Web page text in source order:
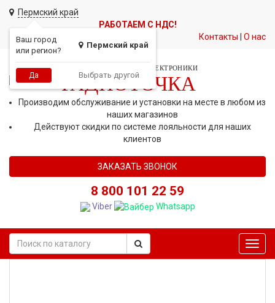
Пермский край
Ваш город
или регион?
Пермский край
Да Выбрать другой
РАБОТАЕМ С НДС!
Контакты
О нас
СЕТЬ МАГАЗИНОВ АВТОЭЛЕКТРОНИКИ
РАДИОТОЧКА
Производим обслуживание и установки на месте в любом из
наших магазинов
Действуют скидки по системе лояльности для наших
клиентов
ЗАКАЗАТЬ ЗВОНОК
8 800 101 22 59
Viber Whatsapp